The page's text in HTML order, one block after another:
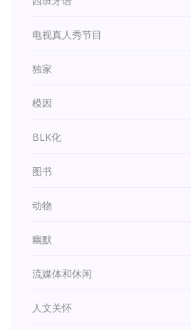
电视真人秀节目
独家
模因
BLK化
图书
动物
幽默
流媒体和休闲
人文关怀